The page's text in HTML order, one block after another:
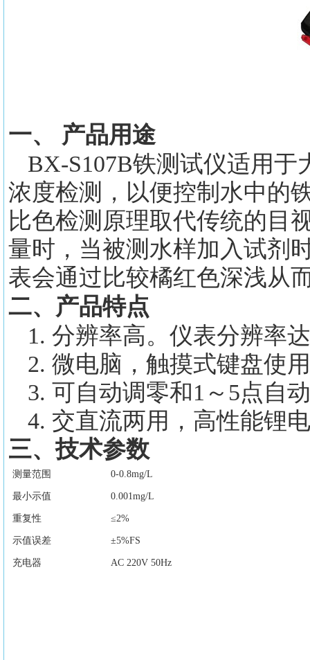
一、
产品用途
BX-S107B铁测试仪适用
浓度检测，以便控制水中的
比色检测原理取代传统的目
量时，当被测水样加入试剂
表会通过比较橘红色深浅从
二、 产品特点
1. 分辨率高。仪表分辨率
2. 微电脑，触摸式键盘使
3. 可自动调零和1～5点自
4. 交直流两用，高性能锂
三、技术参数
测量范围 0-0.8mg/L
最小示值 0.001mg/L
重复性 ≤2%
示值误差 ±5%FS
充电器 AC 220V 50Hz